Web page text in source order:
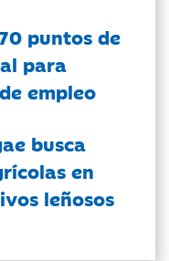
puntos de
para
empleo
busca
en
leñosos